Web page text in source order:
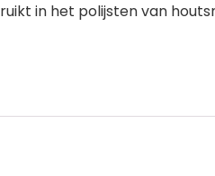
in het polijsten van